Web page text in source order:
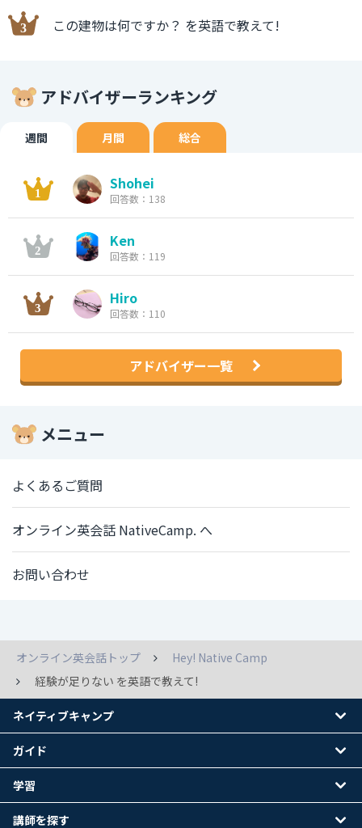
この建物は何ですか？ を英語で教えて!
アドバイザーランキング
週間 月間 総合
Shohei
回答数：138
Ken
回答数：119
Hiro
回答数：110
アドバイザー一覧
メニュー
よくあるご質問
オンライン英会話 NativeCamp. へ
お問い合わせ
オンライン英会話トップ
Hey! Native Camp
経験が足りない を英語で教えて!
ネイティブキャンプ
ガイド
学習
講師を探す